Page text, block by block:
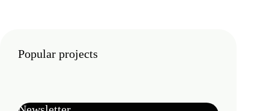
Popular projects